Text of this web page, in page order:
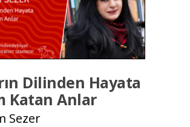
Dilinden Hayata
Katan Anlar
Sezer